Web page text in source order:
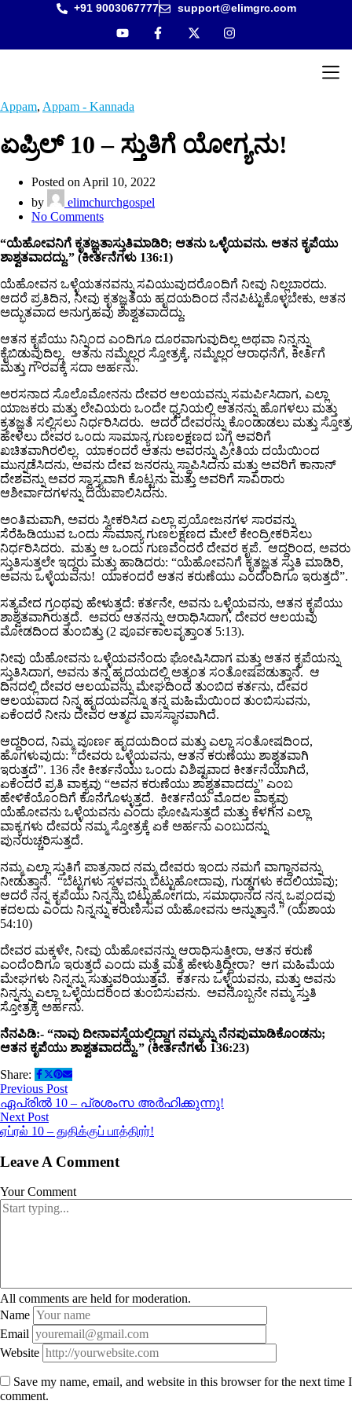
+91 9003067777 support@elimgrc.com
Appam, Appam - Kannada
ಏಪ್ರಿಲ್ 10 – ಸ್ತುತಿಗೆ ಯೋಗ್ಯನು!
Posted on April 10, 2022
by
elimchurchgospel
No Comments
“ಯೆಹೋವನಿಗೆ ಕೃತಜ್ಞತಾಸ್ತುತಿಮಾಡಿರಿ; ಆತನು ಒಳ್ಳೆಯವನು. ಆತನ ಕೃಪೆಯು
ಶಾಶ್ವತವಾದದ್ದು.” (ಕೀರ್ತನೆಗಳು 136:1)
ಯೆಹೋವನ ಒಳ್ಳೆಯತನವನ್ನು ಸವಿಯುವುದರೊಂದಿಗೆ ನೀವು ನಿಲ್ಲಬಾರದು.
ಆದರೆ ಪ್ರತಿದಿನ, ನೀವು ಕೃತಜ್ಞತೆಯ ಹೃದಯದಿಂದ ನೆನಪಿಟ್ಟುಕೊಳ್ಳಬೇಕು, ಆತನ
ಅದ್ಭುತವಾದ ಅನುಗ್ರಹವು ಶಾಶ್ವತವಾದದ್ದು.
ಆತನ ಕೃಪೆಯು ನಿನ್ನಿಂದ ಎಂದಿಗೂ ದೂರವಾಗುವುದಿಲ್ಲ ಅಥವಾ ನಿನ್ನನ್ನು
ಕೈಬಿಡುವುದಿಲ್ಲ. ಆತನು ನಮ್ಮೆಲ್ಲರ ಸ್ತೋತ್ರಕ್ಕೆ, ನಮ್ಮೆಲ್ಲರ ಆರಾಧನೆಗೆ, ಕೀರ್ತಿಗೆ
ಮತ್ತು ಗೌರವಕ್ಕೆ ಸದಾ ಅರ್ಹನು.
ಅರಸನಾದ ಸೊಲೊಮೋನನು ದೇವರ ಆಲಯವನ್ನು ಸಮರ್ಪಿಸಿದಾಗ, ಎಲ್ಲಾ
ಯಾಜಕರು ಮತ್ತು ಲೇವಿಯರು ಒಂದೇ ಧ್ವನಿಯಲ್ಲಿ ಆತನನ್ನು ಹೊಗಳಲು ಮತ್ತು
ಕ್ರತಜ್ಞತೆ ಸಲ್ಲಿಸಲು ನಿರ್ಧರಿಸಿದರು. ಆದರೆ ದೇವರನ್ನು ಕೊಂಡಾಡಲು ಮತ್ತು ಸ್ತೋತ್ರ
ಹೇಳಲು ದೇವರ ಒಂದು ಸಾಮಾನ್ಯ ಗುಣಲಕ್ಷಣದ ಬಗ್ಗೆ ಅವರಿಗೆ
ಖಚಿತವಾಗಿರಲಿಲ್ಲ. ಯಾಕಂದರೆ ಆತನು ಅವರನ್ನು ಪ್ರೀತಿಯ ದಯೆಯಿಂದ
ಮುನ್ನಡೆಸಿದನು, ಅವನು ದೇವ ಜನರನ್ನು ಸ್ಥಾಪಿಸಿದನು ಮತ್ತು ಅವರಿಗೆ ಕಾನಾನ್
ದೇಶವನ್ನು ಅವರ ಸ್ವಾಸ್ತ್ಯವಾಗಿ ಕೊಟ್ಟನು ಮತ್ತು ಅವರಿಗೆ ಸಾವಿರಾರು
ಆಶೀರ್ವಾದಗಳನ್ನು ದಯಪಾಲಿಸಿದನು.
ಅಂತಿಮವಾಗಿ, ಅವರು ಸ್ವೀಕರಿಸಿದ ಎಲ್ಲಾ ಪ್ರಯೋಜನಗಳ ಸಾರವನ್ನು
ಸೆರೆಹಿಡಿಯುವ ಒಂದು ಸಾಮಾನ್ಯ ಗುಣಲಕ್ಷಣದ ಮೇಲೆ ಕೇಂದ್ರೀಕರಿಸಲು
ನಿರ್ಧರಿಸಿದರು. ಮತ್ತು ಆ ಒಂದು ಗುಣವೆಂದರೆ ದೇವರ ಕೃಪೆ. ಆದ್ದರಿಂದ, ಅವರು
ಸ್ತುತಿಸುತ್ತಲೇ ಇದ್ದರು ಮತ್ತು ಹಾಡಿದರು: “ಯೆಹೋವನಿಗೆ ಕೃತಜ್ಞತ ಸ್ತುತಿ ಮಾಡಿರಿ,
ಅವನು ಒಳ್ಳೆಯವನು! ಯಾಕಂದರೆ ಆತನ ಕರುಣೆಯು ಎಂದೆಂದಿಗೂ ಇರುತ್ತದೆ”.
ಸತ್ಯವೇದ ಗ್ರಂಥವು ಹೇಳುತ್ತದೆ: ಕರ್ತನೇ, ಅವನು ಒಳ್ಳೆಯವನು, ಆತನ ಕೃಪೆಯು
ಶಾಶ್ವತವಾಗಿರುತ್ತದೆ. ಅವರು ಆತನನ್ನು ಆರಾಧಿಸಿದಾಗ, ದೇವರ ಆಲಯವು
ಮೋಡದಿಂದ ತುಂಬಿತ್ತು (2 ಪೂರ್ವಕಾಲವೃತ್ತಾಂತ 5:13).
ನೀವು ಯೆಹೋವನು ಒಳ್ಳೆಯವನೆಂದು ಘೋಷಿಸಿದಾಗ ಮತ್ತು ಆತನ ಕೃಪೆಯನ್ನು
ಸ್ತುತಿಸಿದಾಗ, ಅವನು ತನ್ನ ಹೃದಯದಲ್ಲಿ ಅತ್ಯಂತ ಸಂತೋಷಪಡುತ್ತಾನೆ. ಆ
ದಿನದಲ್ಲಿ ದೇವರ ಆಲಯವನ್ನು ಮೇಘದಿಂದ ತುಂಬಿದ ಕರ್ತನು, ದೇವರ
ಆಲಯವಾದ ನಿನ್ನ ಹೃದಯವನ್ನೂ ತನ್ನ ಮಹಿಮೆಯಿಂದ ತುಂಬಿಸುವನು,
ಏಕೆಂದರೆ ನೀನು ದೇವರ ಆತ್ಮದ ವಾಸಸ್ಥಾನವಾಗಿದೆ.
ಆದ್ದರಿಂದ, ನಿಮ್ಮ ಪೂರ್ಣ ಹೃದಯದಿಂದ ಮತ್ತು ಎಲ್ಲಾ ಸಂತೋಷದಿಂದ,
ಹೊಗಳುವುದು: “ದೇವರು ಒಳ್ಳೆಯವನು, ಆತನ ಕರುಣೆಯು ಶಾಶ್ವತವಾಗಿ
ಇರುತ್ತದೆ”. 136 ನೇ ಕೀರ್ತನೆಯು ಒಂದು ವಿಶಿಷ್ಟವಾದ ಕೀರ್ತನೆಯಾಗಿದೆ,
ಏಕೆಂದರೆ ಪ್ರತಿ ವಾಕ್ಯವು “ಅವನ ಕರುಣೆಯು ಶಾಶ್ವತವಾದದ್ದು” ಎಂಬ
ಹೇಳಿಕೆಯೊಂದಿಗೆ ಕೊನೆಗೊಳ್ಳುತ್ತದೆ. ಕೀರ್ತನೆಯ ಮೊದಲ ವಾಕ್ಯವು
ಯೆಹೋವನು ಒಳ್ಳೆಯವನು ಎಂದು ಘೋಷಿಸುತ್ತದೆ ಮತ್ತು ಕೆಳಗಿನ ಎಲ್ಲಾ
ವಾಕ್ಯಗಳು ದೇವರು ನಮ್ಮ ಸ್ತೋತ್ರಕ್ಕೆ ಏಕೆ ಅರ್ಹನು ಎಂಬುದನ್ನು
ಪುನರುಚ್ಚರಿಸುತ್ತದೆ.
ನಮ್ಮ ಎಲ್ಲಾ ಸ್ತುತಿಗೆ ಪಾತ್ರನಾದ ನಮ್ಮ ದೇವರು ಇಂದು ನಮಗೆ ವಾಗ್ದಾನವನ್ನು
ನೀಡುತ್ತಾನೆ. “ಬೆಟ್ಟಗಳು ಸ್ಥಳವನ್ನು ಬಿಟ್ಟುಹೋದಾವು, ಗುಡ್ಡಗಳು ಕದಲಿಯಾವು;
ಆದರೆ ನನ್ನ ಕೃಪೆಯು ನಿನ್ನನ್ನು ಬಿಟ್ಟುಹೋಗದು, ಸಮಾಧಾನದ ನನ್ನ ಒಪ್ಪಂದವು
ಕದಲದು ಎಂದು ನಿನ್ನನ್ನು ಕರುಣಿಸುವ ಯೆಹೋವನು ಅನ್ನುತ್ತಾನೆ.” (ಯೆಶಾಯ
54:10)
ದೇವರ ಮಕ್ಕಳೇ, ನೀವು ಯೆಹೋವನನ್ನು ಆರಾಧಿಸುತ್ತೀರಾ, ಆತನ ಕರುಣೆ
ಎಂದೆಂದಿಗೂ ಇರುತ್ತದೆ ಎಂದು ಮತ್ತೆ ಮತ್ತೆ ಹೇಳುತ್ತಿದ್ದೀರಾ? ಆಗ ಮಹಿಮೆಯ
ಮೇಘಗಳು ನಿನ್ನನ್ನು ಸುತ್ತುವರಿಯುತ್ತವೆ. ಕರ್ತನು ಒಳ್ಳೆಯವನು, ಮತ್ತು ಅವನು
ನಿನ್ನನ್ನು ಎಲ್ಲಾ ಒಳ್ಳೆಯದರಿಂದ ತುಂಬಿಸುವನು. ಅವನೊಬ್ಬನೇ ನಮ್ಮ ಸ್ತುತಿ
ಸ್ತೋತ್ರಕ್ಕೆ ಅರ್ಹನು.
ನೆನಪಿಡಿ:- “ನಾವು ದೀನಾವಸ್ಥೆಯಲ್ಲಿದ್ದಾಗ ನಮ್ಮನ್ನು ನೆನಪುಮಾಡಿಕೊಂಡನು;
ಆತನ ಕೃಪೆಯು ಶಾಶ್ವತವಾದದ್ದು.” (ಕೀರ್ತನೆಗಳು 136:23)
Share:
Previous Post
ഏപ്രിൽ 10 – പ്രശംസ അർഹിക്കുന്നു!
Next Post
ஏப்ரல் 10 – துதிக்குப் பாத்திரர்!
Leave A Comment
Your Comment
All comments are held for moderation.
Name
Email
Website
Save my name, email, and website in this browser for the next time I
comment.